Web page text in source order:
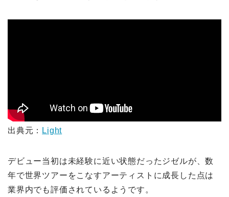
出典元： Light
デビュー当初は未経験に近い状態だったジゼルが、数
年で世界ツアーをこなすアーティストに成長した点は
業界内でも評価されているようです。